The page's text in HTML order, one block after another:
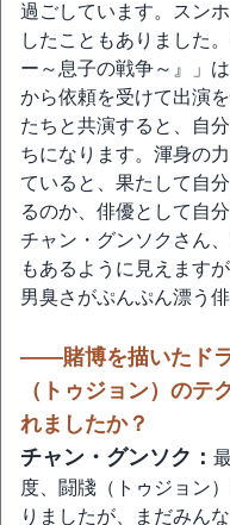
過ごしています。スン
したこともありました
ー～息子の戦争～』」
から依頼を受けて出演
たちと共演すると、自
ちになります。渾身の
ていると、果たして自
るのか、俳優として自
チャン・グンソクさん
もあるように見えます
男臭さがぷんぷん漂う俳
――賭博を描いたド
（トゥジョン）のテ
れましたか？
チャン・グンソク：
度、闘牋（トゥジョン
りましたが、まだみん